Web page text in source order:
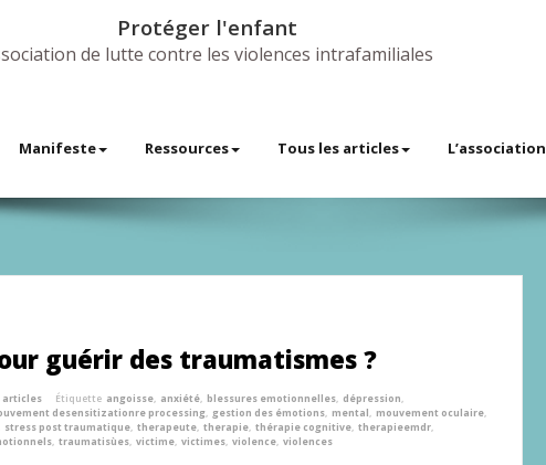
Protéger l'enfant
de lutte contre les violences intrafamiliales
Manifeste Ressources Tous les articles L’association
guérir des traumatismes ?
articles Étiquette angoisse, anxiété, blessures emotionnelles, dépression,
desensitizationre processing, gestion des émotions, mental, mouvement oculaire,
stress post traumatique, therapeute, therapie, thérapie cognitive, therapieemdr,
, traumatisùes, victime, victimes, violence, violences